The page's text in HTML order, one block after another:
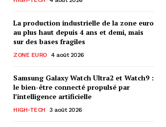
La production industrielle de la zone euro
au plus haut depuis 4 ans et demi, mais
sur des bases fragiles
ZONE EURO 4 août 2026
Samsung Galaxy Watch Ultra2 et Watch9 :
le bien-être connecté propulsé par
l’intelligence artificielle
HIGH-TECH 3 août 2026